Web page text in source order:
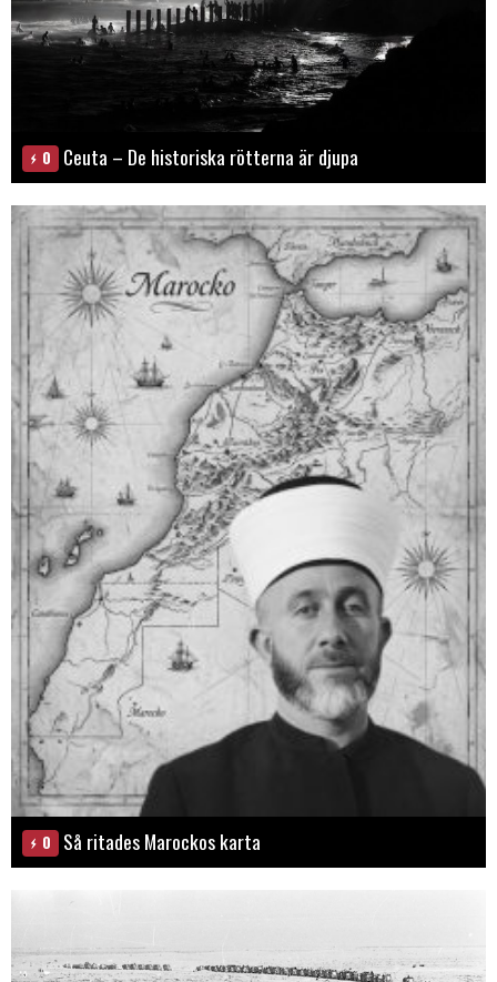
0 Ceuta – De historiska rötterna är djupa
0 Så ritades Marockos karta